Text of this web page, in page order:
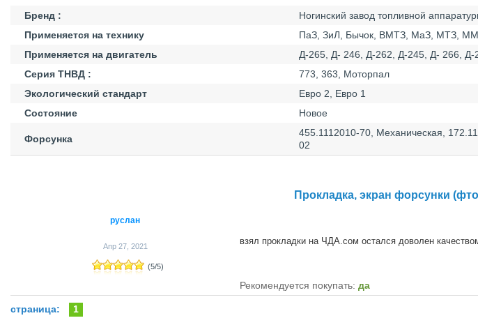
Бренд :
Ногинский завод топливной
Применяется на технику
ПаЗ, ЗиЛ, Бычок, ВМТЗ, МаЗ, МТЗ,
Применяется на двигатель
Д-265, Д- 246, Д-262, Д-245, Д- 266, Д-
Серия ТНВД :
773, 363, Моторпал
Экологический стандарт
Евро 2, Евро 1
Состояние
Новое
Форсунка
455.1112010-70, Механическая,
02
Прокладка, экран форсунки
руслан
Апр 27, 2021
(5/5)
взял прокладки на ЧДА.сом остался доволен
Рекомендуется покупать: да
страница: 1